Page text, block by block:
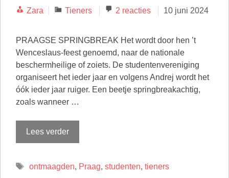
Zara Categorieën
Tieners 2 reacties 10 juni 2024
PRAAGSE SPRINGBREAK Het wordt door hen ’t
Wenceslaus-feest genoemd, naar de nationale
beschermheilige of zoiets. De studentenvereniging
organiseert het ieder jaar en volgens Andrej wordt het
óók ieder jaar ruiger. Een beetje springbreakachtig,
zoals wanneer …
Lees verder
Tags
ontmaagden, Praag, studenten, tieners